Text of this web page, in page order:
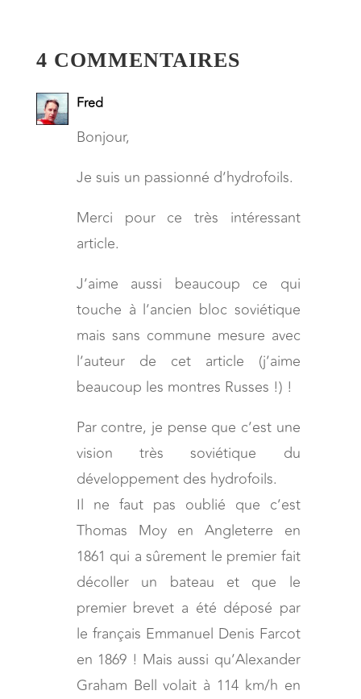
4 COMMENTAIRES
Fred
Bonjour,
Je suis un passionné d’hydrofoils.
Merci pour ce très intéressant
article.
J’aime aussi beaucoup ce qui
touche à l’ancien bloc soviétique
mais sans commune mesure avec
l’auteur de cet article (j’aime
beaucoup les montres Russes !) !
Par contre, je pense que c’est une
vision très soviétique du
développement des hydrofoils.
Il ne faut pas oublié que c’est
Thomas Moy en Angleterre en
1861 qui a sûrement le premier fait
décoller un bateau et que le
premier brevet a été déposé par
le français Emmanuel Denis Farcot
en 1869 ! Mais aussi qu’Alexander
Graham Bell volait à 114 km/h en